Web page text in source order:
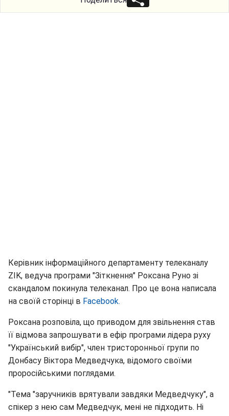
Керівник інформаційного департаменту телеканалу
ZIK, ведуча програми "Зіткнення" Роксана Руно зі
скандалом покинула телеканал. Про це вона написала
на своїй сторінці в Facebook.
Роксана розповіла, що приводом для звільнення став
її відмова запрошувати в ефір програми лідера руху
"Український вибір", член тристоронньої групи по
Донбасу Віктора Медведчука, відомого своїми
проросійськими поглядами.
"Тема "заручників врятували завдяки Медведчуку", а
спікер з нею сам Медведчук, мені не підходить. Ні